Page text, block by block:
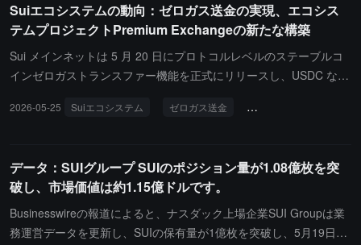
Suiエコシステムの動向：ゼロガス送金の実現、エコシス
テムプロジェクトPremium Exchangeの新たな構築
Sui メインネットは 5 月 20 日にプロトコルレベルのステーブルコ
インゼロガストランスファー機能を正式にリリースし、USDC など
料で送金を完了できます。さらに、NAVI Protocol によってインキ
ぞれ基盤プロトコルとアプリケーションレイヤーから取引体験を最
適化し、ユーザーの利用ハードルをさらに下げ、Sui エコシステム
の発展を促進します。
2026-05-25 Suiエコシステム ゼロガス送金 プレミアムエクスチェ
データ：SUIグループ SUIのポジション量が1.08億枚を突
破し、市場価値は約1.15億ドルです。
Businesswireの報道によると、ナスダック上場企業SUI Groupは業
務運営データを更新し、SUIの保有量が1億枚を突破し、5月19日時